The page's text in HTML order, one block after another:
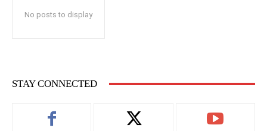
No posts to display
STAY CONNECTED